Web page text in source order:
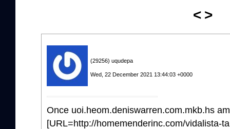
< >
(29256) uqudepa
Wed, 22 December 2021 13:44:03 +0000
Once uoi.heom.deniswarren.com.mkb.hs
[URL=http://homemenderinc.com/vidalista-